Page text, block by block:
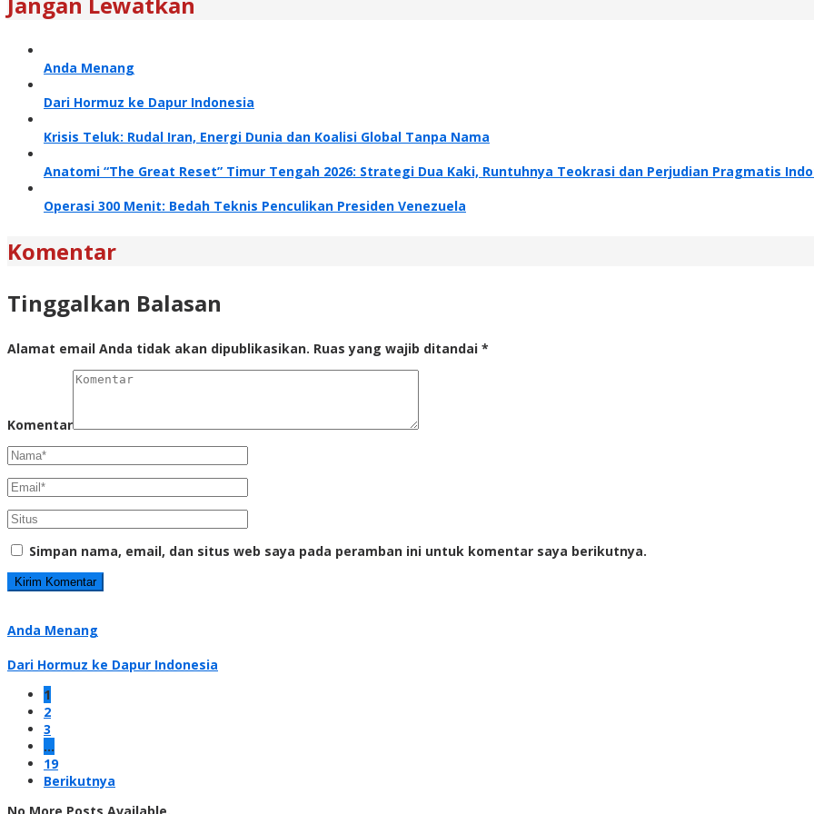
Anda Menang
Dari Hormuz ke Dapur Indonesia
Krisis Teluk: Rudal Iran, Energi Dunia dan Koalisi Global Tanpa Nama
Anatomi “The Great Reset” Timur Tengah 2026: Strategi Dua Kaki, Runtuhnya Teokrasi dan Perjudian Pragmatis
Operasi 300 Menit: Bedah Teknis Penculikan Presiden Venezuela
Komentar
Tinggalkan Balasan
Alamat email Anda tidak akan dipublikasikan. Ruas yang wajib ditandai *
Komentar
Simpan nama, email, dan situs web saya pada peramban ini untuk komentar saya berikutnya.
Anda Menang
Dari Hormuz ke Dapur Indonesia
1
2
3
…
19
Berikutnya